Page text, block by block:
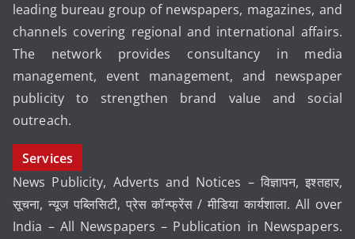
leading bureau group of newspapers, magazines, and
channels covering regional and international affairs.
The network provides consultancy in media
management, event management, and newspaper
publicity to strengthen brand value and social
outreach.
Services
News Publicity, Adverts and Notices – विज्ञापन, इश्तहार,
सूचना, न्यूज पब्लिसिटी, प्रेस कॉन्फ्रेंस / मीडिया कार्यशाला. All over
India – All Newspapers – Publication in Newspapers.